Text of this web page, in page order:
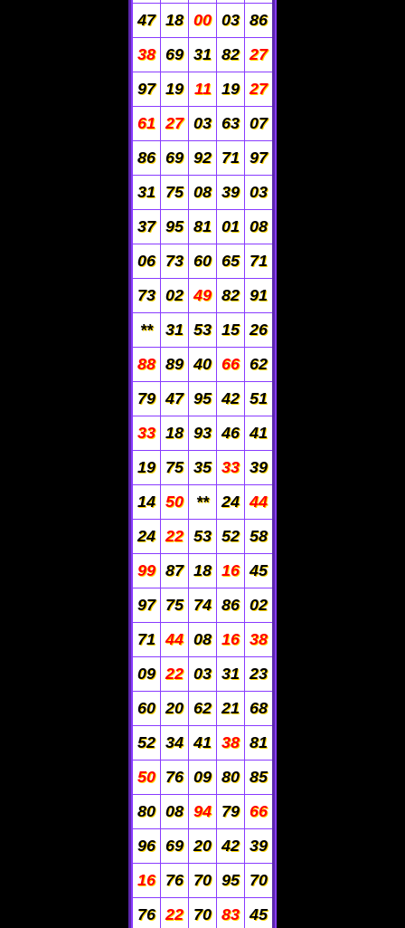
47 18 00 03 86
38 69 31 82 27
97 19 11 19 27
61 27 03 63 07
86 69 92 71 97
31 75 08 39 03
37 95 81 01 08
06 73 60 65 71
73 02 49 82 91
**
31 53 15 26
88 89 40 66 62
79 47 95 42 51
33 18 93 46 41
19 75 35 33 39
14 50 ** 24 44
24 22 53 52 58
99 87 18 16 45
97 75 74 86 02
71 44 08 16 38
09 22 03 31 23
60 20 62 21 68
52 34 41 38 81
50 76 09 80 85
80 08 94 79 66
96 69 20 42 39
16 76 70 95 70
76 22 70 83 45